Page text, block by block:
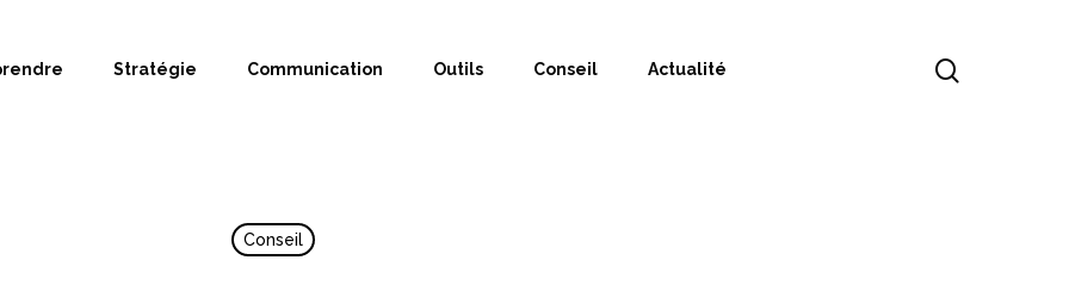
Stratégie Communication Outils Conseil Actualité
Conseil